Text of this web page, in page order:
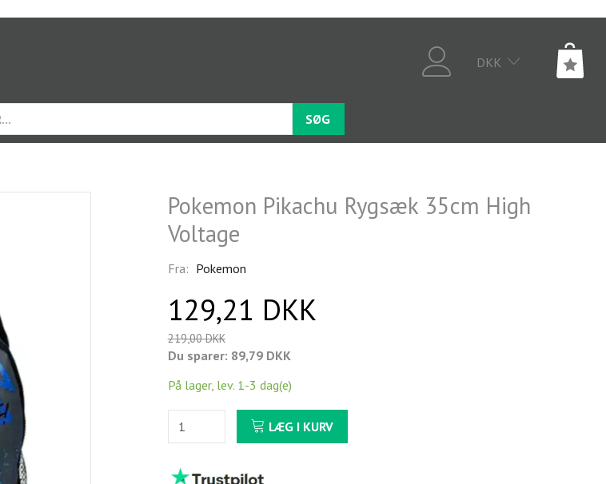
DKK
SØG
Pokemon Pikachu Rygsæk 35cm High
Voltage
Fra: Pokemon
129,21 DKK
219,00 DKK
Du sparer: 89,79 DKK
På lager, lev. 1-3 dag(e)
LÆG I KURV